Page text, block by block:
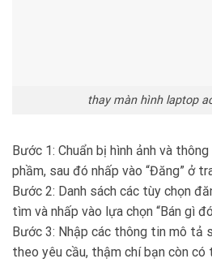
thay màn hình laptop
Bước 1: Chuẩn bị hình ảnh và
phầm, sau đó nhấp vào “Đăng” ở
Bước 2: Danh sách các tùy chọn
tìm và nhấp vào lựa chọn “Bán gì
Bước 3: Nhập các thông tin mô tả
theo yêu cầu, thậm chí bạn còn có